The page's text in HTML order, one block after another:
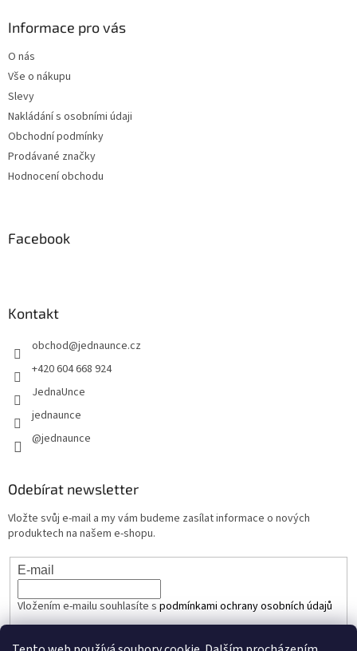
Informace pro vás
O nás
Vše o nákupu
Slevy
Nakládání s osobními údaji
Obchodní podmínky
Prodávané značky
Hodnocení obchodu
Facebook
Kontakt
obchod@jednaunce.cz
+420 604 668 924
JednaUnce
jednaunce
@jednaunce
Odebírat newsletter
Vložte svůj e-mail a my vám budeme zasílat informace o nových
produktech na našem e-shopu.
E-mail
Vložením e-mailu souhlasíte s podmínkami ochrany osobních údajů
PŘIHLÁSIT SE